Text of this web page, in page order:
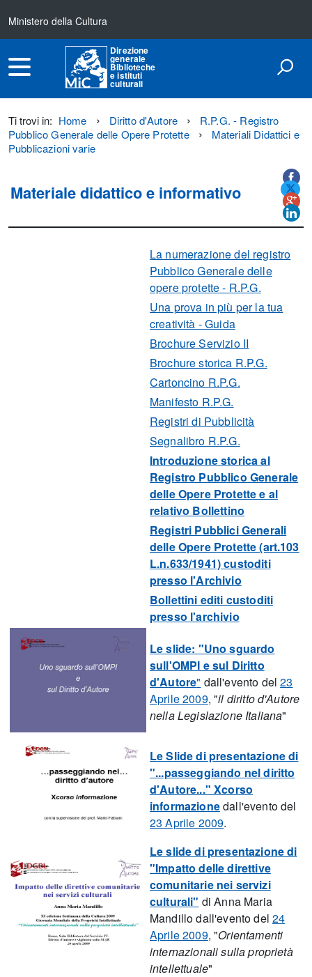
Ministero della Cultura
Direzione
generale
Biblioteche
e istituti
culturali
Ti trovi in: Home Diritto d'Autore
R.P.G. - Registro
Pubblico Generale delle Opere Protette
Materiali Didattici e
Pubblicazioni varie
Materiale didattico e informativo
La numerazione del registro
Pubblico Generale delle
opere protette - R.P.G.
Una prova in più per la tua
creatività - Guida
Brochure Servizio II
Brochure storica R.P.G.
Cartoncino R.P.G.
Manifesto R.P.G.
Registri di Pubblicità
Segnalibro R.P.G.
Introduzione storica al
Registro Pubblico Generale
delle Opere Protette e al
relativo Bollettino
Registri Pubblici Generali
delle Opere Protette (art.103
L.n.633/1941) custoditi
presso l'Archivio
Bollettini editi custoditi
presso l'archivio
Le slide: "Uno sguardo
sull'OMPI e sul Diritto
d'Autore" dall'evento del23
Aprile 2009, "il diritto d'Autore
nella Legislazione Italiana"
Le Slide di presentazione di
"...passeggiando nel diritto
d'Autore..." Xcorso
informazionedall'evento del
23 Aprile 2009.
Le slide di presentazione di
"Impatto delle direttive
comunitarie nei servizi
culturali" di Anna Maria
Mandillo dall'evento del24
Aprile 2009, "Orientamenti
internazionali sulla proprietà
intellettuale"